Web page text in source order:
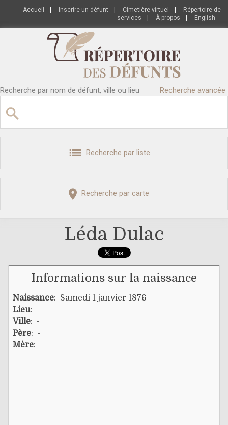
Accueil Inscrire un défunt Cimetière virtuel
Répertoire de
services
À propos English
Recherche par nom de défunt, ville ou lieu Recherche avancée
Recherche par liste
Recherche par carte
Léda Dulac
Informations sur la naissance
Naissance: Samedi 1 janvier 1876
Lieu: -
Ville: -
Père: -
Mère: -